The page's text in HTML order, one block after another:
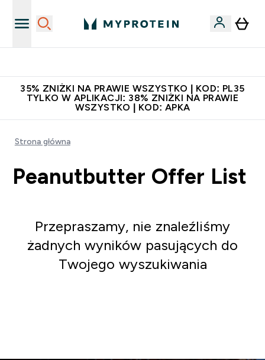
35% ZNIŻKI NA PRAWIE WSZYSTKO | KOD: PL35
TYLKO W APLIKACJI: 38% ZNIŻKI NA PRAWIE
WSZYSTKO | KOD: APKA
Strona główna
Peanutbutter Offer List
Przepraszamy, nie znaleźliśmy
żadnych wyników pasujących do
Twojego wyszukiwania